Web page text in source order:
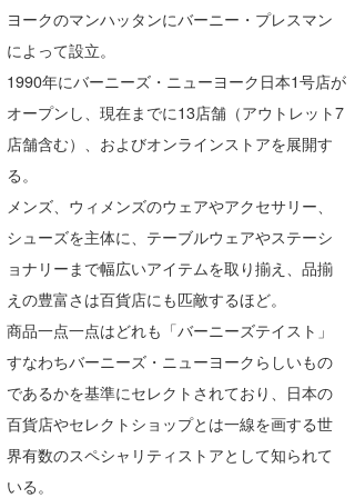
ヨークのマンハッタンにバーニー・プレスマン
によって設立。
1990年にバーニーズ・ニューヨーク日本1号店が
オープンし、現在までに13店舗（アウトレット7
店舗含む）、およびオンラインストアを展開す
る。
メンズ、ウィメンズのウェアやアクセサリー、
シューズを主体に、テーブルウェアやステーシ
ョナリーまで幅広いアイテムを取り揃え、品揃
えの豊富さは百貨店にも匹敵するほど。
商品一点一点はどれも「バーニーズテイスト」
すなわちバーニーズ・ニューヨークらしいもの
であるかを基準にセレクトされており、日本の
百貨店やセレクトショップとは一線を画する世
界有数のスペシャリティストアとして知られて
いる。